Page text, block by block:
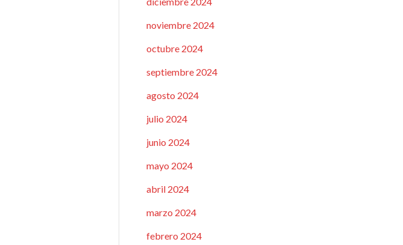
noviembre 2024
octubre 2024
septiembre 2024
agosto 2024
julio 2024
junio 2024
mayo 2024
abril 2024
marzo 2024
febrero 2024